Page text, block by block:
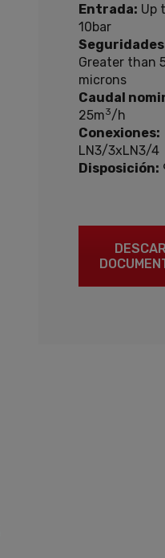
Entrada: Up
10bar
Greater than
microns
Caudal
25m3/h
Conexiones:
LN3/3xLN3/4
Disposición: